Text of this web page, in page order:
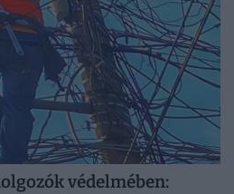
védelmében: